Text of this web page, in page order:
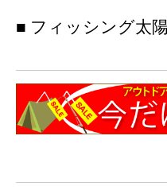
■ フィッシング太